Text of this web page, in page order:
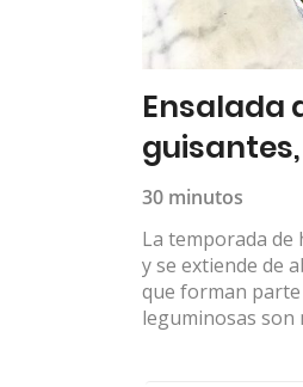
Ensalada
limón y
30 minutos
La temporada de
y se extiende de
que forman parte
leguminosas son